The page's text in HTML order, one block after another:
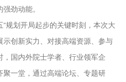
劲动能。
”规划开局起步的关键时刻，本次大
创新实力、对接高端资源、参与
国内外院士学者、行业领军企
一堂，通过高端论坛、专题研